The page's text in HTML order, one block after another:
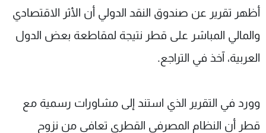
أظهر تقرير عن صندوق النقد الدولي أن الأثر الاقتصادي
والمالي المباشر على قطر نتيجة لمقاطعة بعض الدول
العربية، آخذ في التراجع.
وورد في التقرير الذي استند إلى مشاورات رسمية مع
قطر أن النظام المصرفي القطري تعافى من نزوح
شاهد البرامج
عن MTV
سياسة الخصوصية